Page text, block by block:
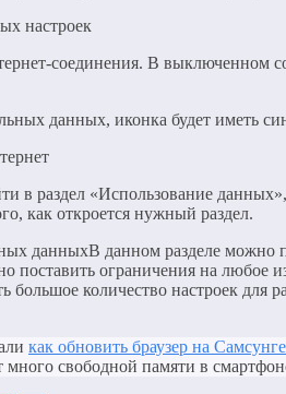
соединения. В выключенном
в раздел «Использование
как откроется нужный раздел.
В данном разделе можно
поставить ограничения на
большое количество настроек для
как обновить браузер на Самсунге
много свободной памяти в